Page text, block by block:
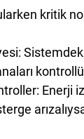
kritik
Enerji